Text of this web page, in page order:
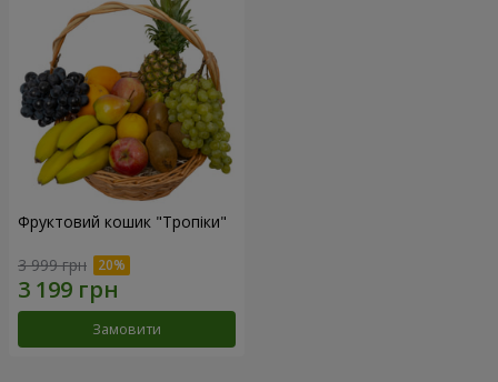
Фруктовий кошик "Тропіки"
3 999 грн
Замовити